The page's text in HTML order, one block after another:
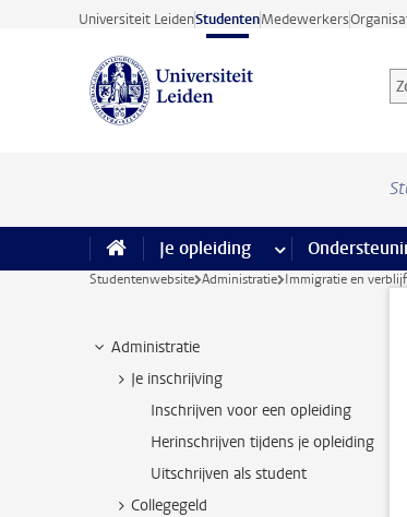
Ga direct naar de inhoud
Universiteit LeidenStudentenMedewerkers
Je opleiding meer Je opleiding
Studentenwebsite Administratie Immigratie en verblijf
Administratie
Je inschrijving
Inschrijven voor een opleiding
Herinschrijven tijdens je opleiding
Uitschrijven als student
Collegegeld